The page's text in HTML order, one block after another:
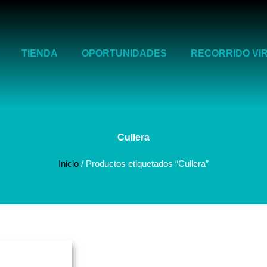
TIENDA OPORTUNIDADES RECORRIDO
Cullera
Inicio / Productos etiquetados “Cullera”